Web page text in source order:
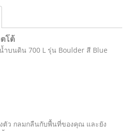
โต้
น้ำบนดิน 700 L รุ่น Boulder สี Blue
ตัว กลมกลืนกับพื้นที่ของคุณ และยัง